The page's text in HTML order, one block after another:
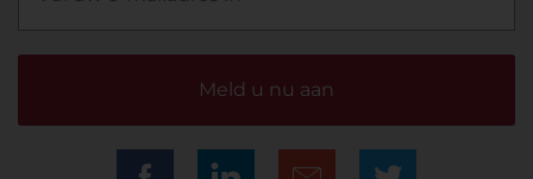
Meld u nu aan